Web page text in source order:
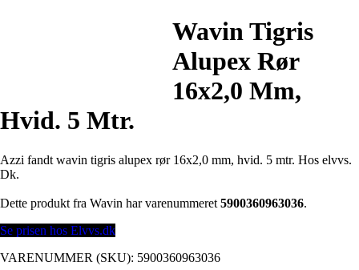
Wavin Tigris
Alupex Rør
16x2,0 Mm,
Hvid. 5 Mtr.
Azzi fandt wavin tigris alupex rør 16x2,0 mm, hvid. 5 mtr. Hos elvvs.
Dk.
Dette produkt fra Wavin har varenummeret 5900360963036.
Se prisen hos Elvvs.dk
VARENUMMER (SKU): 5900360963036